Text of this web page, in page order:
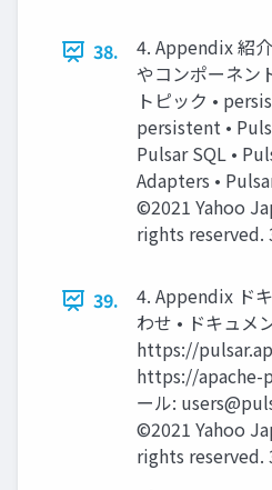
38.
4. Appendix 紹
やコンポーネン
トピック •
persistent •
Pulsar SQL •
Adapters •
©2021 Yahoo
rights reserved.
39.
4. Appendix ド
わせ • ドキュメ
https://
https://apache-
ール:
©2021 Yahoo
rights reserved.